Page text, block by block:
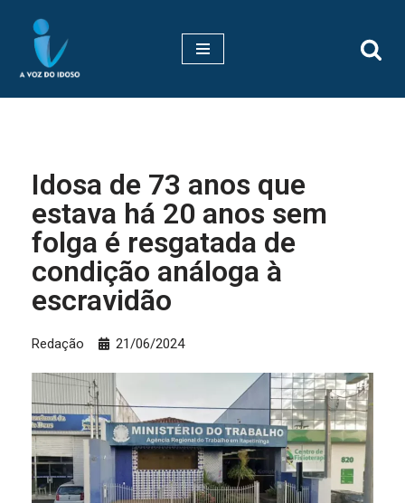
Pular
para
Idosa de 73 anos que
estava há 20 anos sem
folga é resgatada de
condição análoga à
escravidão
Redação 21/06/2024